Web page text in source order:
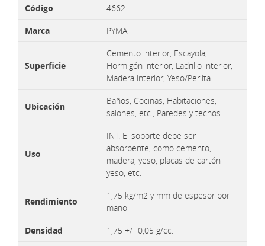
Código
4662
Marca
PYMA
Superficie
Cemento interior, Escayola,
Hormigón interior, Ladrillo interior,
Madera interior, Yeso/Perlita
Ubicación
Baños, Cocinas, Habitaciones,
salones, etc., Paredes y techos
Uso
INT. El soporte debe ser
absorbente, como cemento,
madera, yeso, placas de cartón
yeso, etc.
Rendimiento
1,75 kg/m2 y mm de espesor por
mano
Densidad
1,75 +/- 0,05 g/cc.